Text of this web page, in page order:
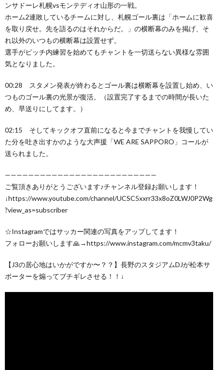
ンサドーレ札幌vsモンテディオ山形の一戦。
ホーム2連敗しているチームに対し、札幌ゴール裏は「ホームに歓喜
を取り戻せ。先を語るのはそれからだ。」の横断幕のみを掲げ、そ
れ以外のいつもの横断幕は設置せず。
選手がピッチ内練習を始めてもチャントを一切送らない異様な雰囲
気となりました。
00:28 スタメン発表が終わるとゴール裏は横断幕を設置し始め、い
つものゴール裏の光景が復活。（設置完了するまでの時間が長いた
め、早送りにしてます。）
02:15 そしてキックオフ直前になると今までチャントを我慢してい
た分を吐き出すかのような大声援「WE ARE SAPPORO」コールが
送られました。
——————————————————————————
ご覧頂きありがとうございます♪チャンネル登録お願いします！
↓https://www.youtube.com/channel/UCSC5xxrr33x8oZ0LWJ0P2Wg
?view_as=subscriber
☆Instagramではサッカー関連の写真をアップしてます！
フォローお願いします🙏→https://www.instagram.com/mcmv3taku/
【J3の居心地はいかがですか〜？？】長野のスタジアムDJが松本サ
ポーターを煽ってブチギレさせる！！↓